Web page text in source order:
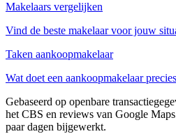
Makelaars vergelijken
Vind de beste makelaar voor jouw
Taken aankoopmakelaar
Wat doet een aankoopmakelaar
Gebaseerd op openbare
het CBS en reviews van Google
paar dagen bijgewerkt.